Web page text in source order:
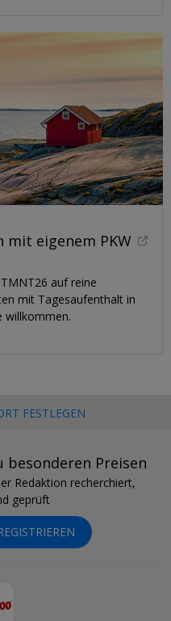
mit eigenem PKW
auf reine
mit Tagesaufenthalt in
willkommen.
FESTLEGEN
besonderen Preisen
Redaktion recherchiert,
geprüft